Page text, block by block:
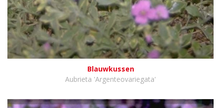
Blauwkussen
Aubrieta 'Argenteovariegata'